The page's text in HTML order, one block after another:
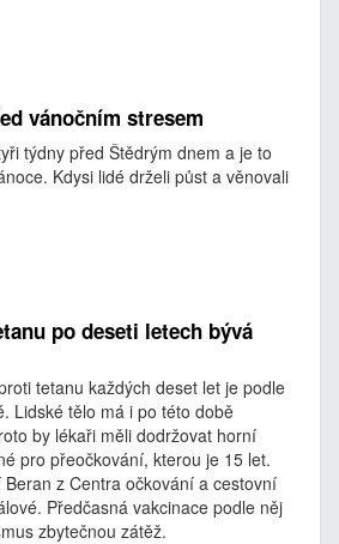
vánočním stresem
týdny před Štědrým dnem a je to
Kdysi lidé drželi půst a věnovali
po deseti letech bývá
tetanu každých deset let je podle
Lidské tělo má i po této době
by lékaři měli dodržovat horní
pro přeočkování, kterou je 15 let.
z Centra očkování a cestovní
Předčasná vakcinace podle něj
zbytečnou zátěž.